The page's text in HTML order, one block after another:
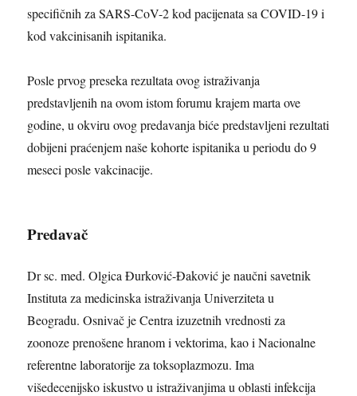
specifičnih za SARS-CoV-2 kod pacijenata sa COVID-19 i
kod vakcinisanih ispitanika.
Posle prvog preseka rezultata ovog istraživanja
predstavljenih na ovom istom forumu krajem marta ove
godine, u okviru ovog predavanja biće predstavljeni rezultati
dobijeni praćenjem naše kohorte ispitanika u periodu do 9
meseci posle vakcinacije.
Predavač
Dr sc. med. Olgica Đurković-Đaković je naučni savetnik
Instituta za medicinska istraživanja Univerziteta u
Beogradu. Osnivač je Centra izuzetnih vrednosti za
zoonoze prenošene hranom i vektorima, kao i Nacionalne
referentne laboratorije za toksoplazmozu. Ima
višedecenijsko iskustvo u istraživanjima u oblasti infekcija